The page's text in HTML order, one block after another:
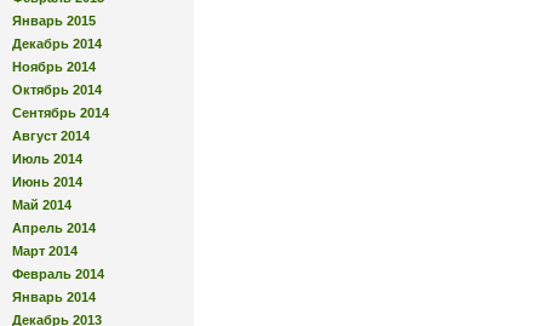
Январь 2015
Декабрь 2014
Ноябрь 2014
Октябрь 2014
Сентябрь 2014
Август 2014
Июль 2014
Июнь 2014
Май 2014
Апрель 2014
Март 2014
Февраль 2014
Январь 2014
Декабрь 2013